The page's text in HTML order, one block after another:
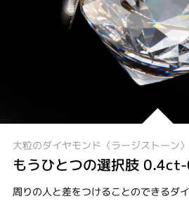
大粒のダイヤモンド〈ラージストーン〉
もうひとつの選択肢
周りの人と差をつけることのできるダ